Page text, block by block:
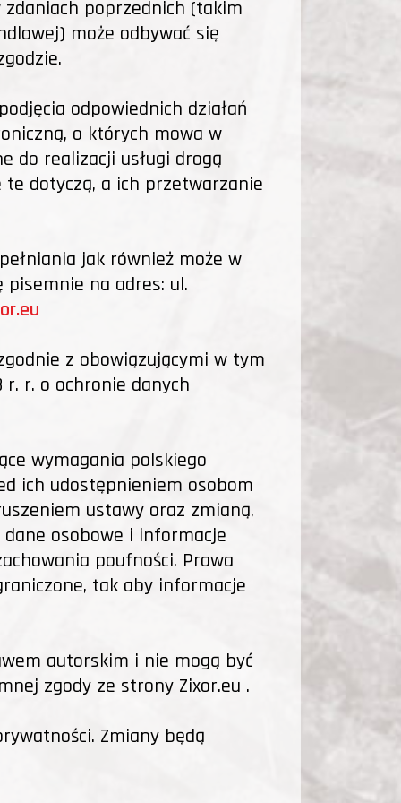
poprzednich (takim
może odbywać się
odpowiednich działań
o których mowa w
do realizacji usługi drogą
dotyczą, a ich przetwarzanie
jak również może w
na adres: ul.
z obowiązującymi w tym
r. o ochronie danych
wymagania polskiego
ich udostępnieniem osobom
ustawy oraz zmianą,
osobowe i informacje
poufności. Prawa
tak aby informacje
autorskim i nie mogą być
zgody ze strony Zixor.eu .
Zmiany będą